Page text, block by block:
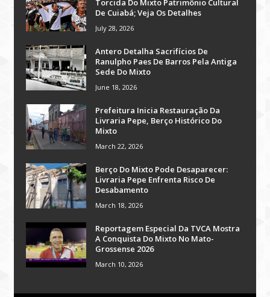
Torcida Do Mixto Patrimônio Cultural
De Cuiabá; Veja Os Detalhes
July 28, 2026
Antero Detalha Sacrifícios De
Ranulpho Paes De Barros Pela Antiga
Sede Do Mixto
June 18, 2026
Prefeitura Inicia Restauração Da
Livraria Pepe, Berço Histórico Do
Mixto
March 22, 2026
Berço Do Mixto Pode Desaparecer:
Livraria Pepe Enfrenta Risco De
Desabamento
March 18, 2026
Reportagem Especial Da TVCA Mostra
A Conquista Do Mixto No Mato-
Grossense 2026
March 10, 2026